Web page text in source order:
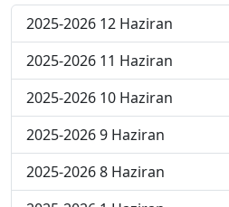
2025-2026 12 Haziran
2025-2026 11 Haziran
2025-2026 10 Haziran
2025-2026 9 Haziran
2025-2026 8 Haziran